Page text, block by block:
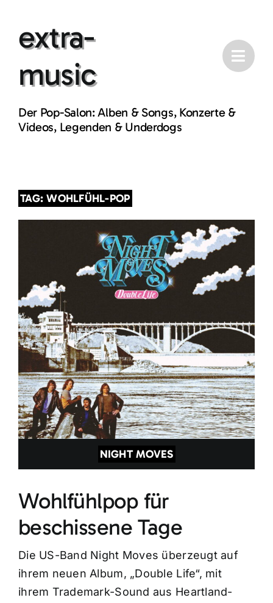
contentextra-
music
Der Pop-Salon: Alben & Songs, Konzerte &
Videos, Legenden & Underdogs
TAG: WOHLFÜHL-POP
NIGHT MOVES
Wohlfühlpop für
beschissene Tage
Die US-Band Night Moves überzeugt auf
ihrem neuen Album, „Double Life“, mit
ihrem Trademark-Sound aus Heartland-